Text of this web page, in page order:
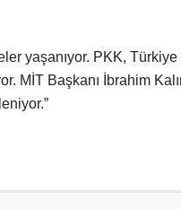
yaşanıyor. PKK, Türkiye
MİT Başkanı İbrahim